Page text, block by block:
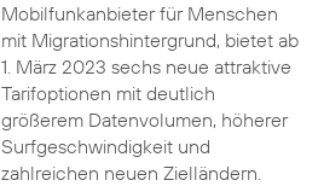
Mobilfunkanbieter für Menschen
mit Migrationshintergrund, bietet ab
1. März 2023 sechs neue attraktive
Tarifoptionen mit deutlich
größerem Datenvolumen, höherer
Surfgeschwindigkeit und
zahlreichen neuen Zielländern.